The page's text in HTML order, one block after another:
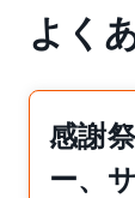
よく
感謝
ー、